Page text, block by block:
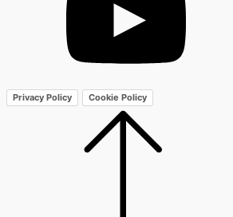
Privacy Policy Cookie Policy